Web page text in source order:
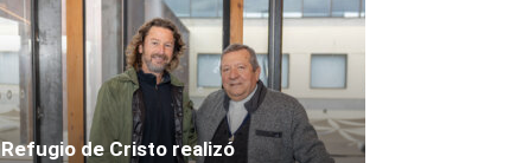
Refugio de Cristo realizó